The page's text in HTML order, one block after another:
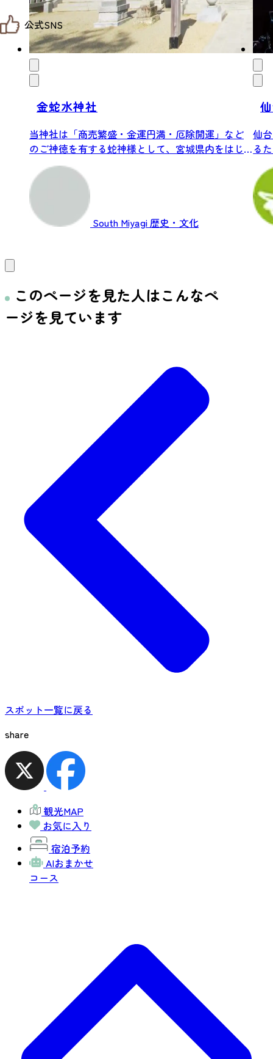
お知らせ
お問い合わせ
教育旅行
観光マップ
せんだい旅日和とは
サイト利用規約
プライバシーポリシー
サイトマップ
仙臺写真館フォトギャラリー
公式SNS
せんだい旅日和 X
せんだい旅日和 Instagram
仙台旅先体験コレクション Instagaram
金蛇水神社
当神社は「商売繁盛・金運円満・厄除開運」など
のご神徳を有する蛇神様として、宮城県内をはじ
め東北...
South Miyagi歴史・文化
仙
る
両
このページを見た人はこんなペ
ージを見ています
スポット一覧に戻る
share
観光MAP
お気に入り
宿泊予約
AIおまかせ
コース